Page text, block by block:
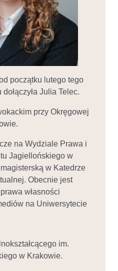
początku lutego tego
Julia Telec.
przy Okręgowej
na Wydziale Prawa i
Jagiellońskiego w
w Katedrze
Obecnie jest
własności
na Uniwersytecie
im.
w Krakowie.